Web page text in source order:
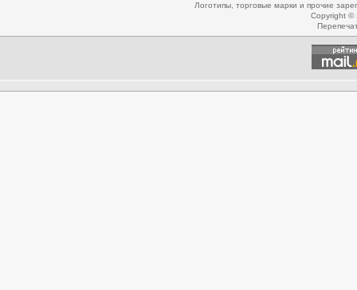
Логотипы, торговые марки и прочие
Copyright ©